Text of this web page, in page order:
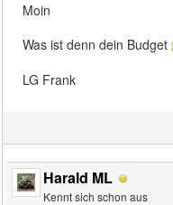
Moin
Was ist denn dein Budget
LG Frank
Harald ML
Kennt sich schon aus